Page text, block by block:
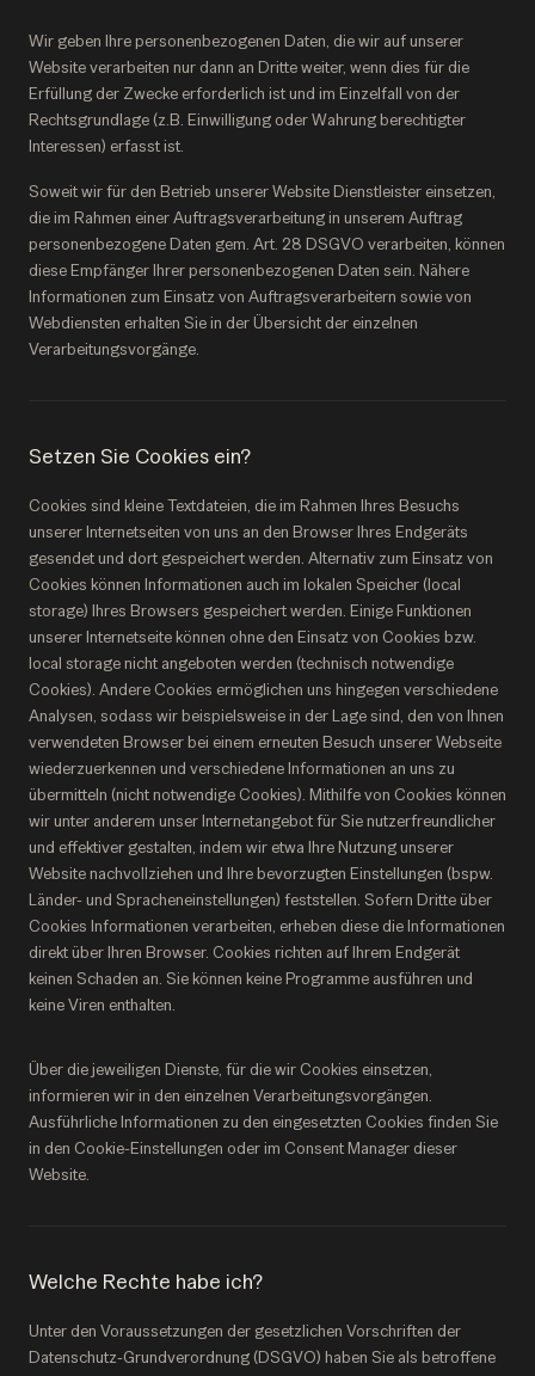
Wir geben Ihre personenbezogenen Daten, die wir auf unserer
Website verarbeiten nur dann an Dritte weiter, wenn dies für die
Erfüllung der Zwecke erforderlich ist und im Einzelfall von der
Rechtsgrundlage (z.B. Einwilligung oder Wahrung berechtigter
Interessen) erfasst ist.
Soweit wir für den Betrieb unserer Website Dienstleister einsetzen,
die im Rahmen einer Auftragsverarbeitung in unserem Auftrag
personenbezogene Daten gem. Art. 28 DSGVO verarbeiten, können
diese Empfänger Ihrer personenbezogenen Daten sein. Nähere
Informationen zum Einsatz von Auftragsverarbeitern sowie von
Webdiensten erhalten Sie in der Übersicht der einzelnen
Verarbeitungsvorgänge.
Setzen Sie Cookies ein?
Cookies sind kleine Textdateien, die im Rahmen Ihres Besuchs
unserer Internetseiten von uns an den Browser Ihres Endgeräts
gesendet und dort gespeichert werden. Alternativ zum Einsatz von
Cookies können Informationen auch im lokalen Speicher (local
storage) Ihres Browsers gespeichert werden. Einige Funktionen
unserer Internetseite können ohne den Einsatz von Cookies bzw.
local storage nicht angeboten werden (technisch notwendige
Cookies). Andere Cookies ermöglichen uns hingegen verschiedene
Analysen, sodass wir beispielsweise in der Lage sind, den von Ihnen
verwendeten Browser bei einem erneuten Besuch unserer Webseite
wiederzuerkennen und verschiedene Informationen an uns zu
übermitteln (nicht notwendige Cookies). Mithilfe von Cookies können
wir unter anderem unser Internetangebot für Sie nutzerfreundlicher
und effektiver gestalten, indem wir etwa Ihre Nutzung unserer
Website nachvollziehen und Ihre bevorzugten Einstellungen (bspw.
Länder- und Spracheneinstellungen) feststellen. Sofern Dritte über
Cookies Informationen verarbeiten, erheben diese die Informationen
direkt über Ihren Browser. Cookies richten auf Ihrem Endgerät
keinen Schaden an. Sie können keine Programme ausführen und
keine Viren enthalten.
Über die jeweiligen Dienste, für die wir Cookies einsetzen,
informieren wir in den einzelnen Verarbeitungsvorgängen.
Ausführliche Informationen zu den eingesetzten Cookies finden Sie
in den Cookie-Einstellungen oder im Consent Manager dieser
Website.
Welche Rechte habe ich?
Unter den Voraussetzungen der gesetzlichen Vorschriften der
Datenschutz-Grundverordnung (DSGVO) haben Sie als betroffene